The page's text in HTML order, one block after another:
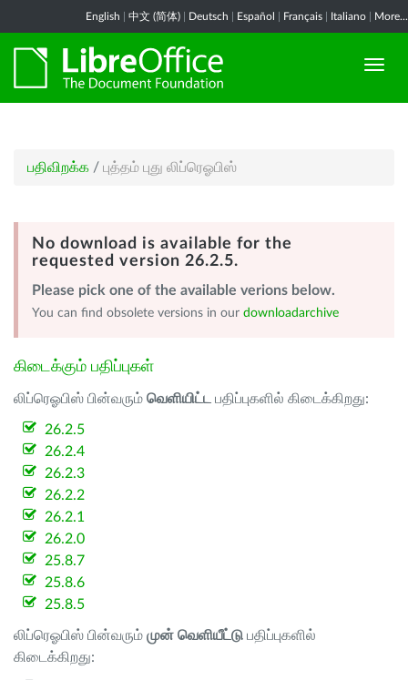
English 中文 (简体) Deutsch Español Français Italiano More...
பதிவிறக்க / புத்தம் புது லிப்ரெஓபிஸ்
No download is available for the
requested version 26.2.5.
Please pick one of the available verions below.
You can find obsolete versions in our downloadarchive
கிடைக்கும் பதிப்புகள்
லிப்ரெஓபிஸ் பின்வரும் வெளியிட்ட பதிப்புகளில் கிடைக்கிறது:
26.2.5
26.2.4
26.2.3
26.2.2
26.2.1
26.2.0
25.8.7
25.8.6
25.8.5
லிப்ரெஓபிஸ் பின்வரும் முன் வெளியீட்டு பதிப்புகளில்
கிடைக்கிறது: